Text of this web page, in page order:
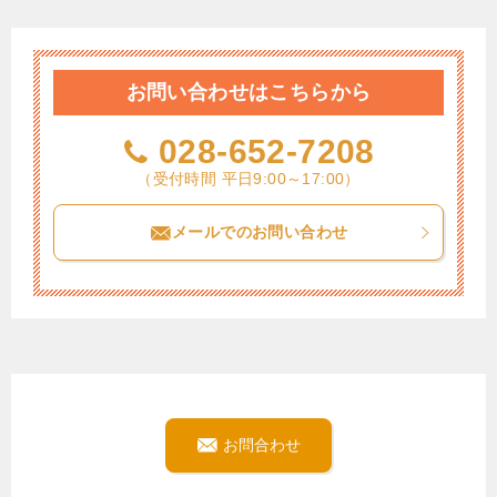
お問い合わせはこちらから
028-652-7208
（受付時間 平日9:00～17:00）
メールでのお問い合わせ
お問合わせ